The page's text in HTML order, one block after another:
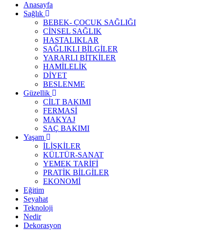
Anasayfa
Sağlık
BEBEK- ÇOCUK SAĞLIĞI
CİNSEL SAĞLIK
HASTALIKLAR
SAĞLIKLI BİLGİLER
YARARLI BİTKİLER
HAMİLELİK
DİYET
BESLENME
Güzellik
CİLT BAKIMI
FERMASİ
MAKYAJ
SAÇ BAKIMI
Yaşam
İLİŞKİLER
KÜLTÜR-SANAT
YEMEK TARİFİ
PRATİK BİLGİLER
EKONOMİ
Eğitim
Seyahat
Teknoloji
Nedir
Dekorasyon